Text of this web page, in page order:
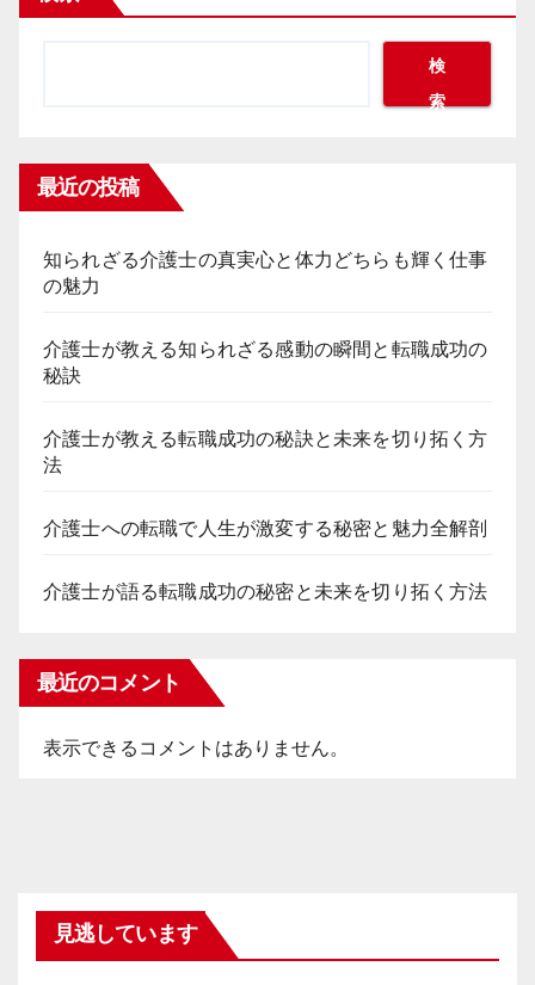
ペ
送
り
検
索
最近の投稿
知られざる介護士の真実心と体力どちらも輝く仕事
の魅力
介護士が教える知られざる感動の瞬間と転職成功の
秘訣
介護士が教える転職成功の秘訣と未来を切り拓く方
法
介護士への転職で人生が激変する秘密と魅力全解剖
介護士が語る転職成功の秘密と未来を切り拓く方法
最近のコメント
表示できるコメントはありません。
見逃しています